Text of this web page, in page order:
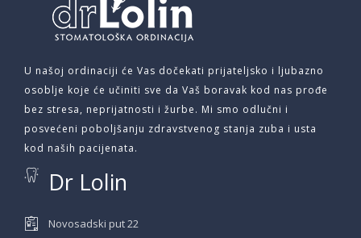
U našoj ordinaciji će Vas dočekati prijateljsko i ljubazno
osoblje koje će učiniti sve da Vaš boravak kod nas prođe
bez stresa, neprijatnosti i žurbe. Mi smo odlučni i
posvećeni poboljšanju zdravstvenog stanja zuba i usta
kod naših pacijenata.
Dr Lolin
Novosadski put 22